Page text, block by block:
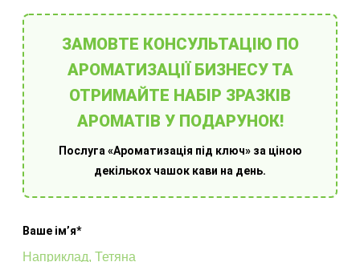
Ароматовари для дому
Оберіть готове рішення
ЗАМОВТЕ КОНСУЛЬТАЦІЮ ПО
АРОМАТИЗАЦІЇ БИЗНЕСУ ТА
ОТРИМАЙТЕ НАБІР ЗРАЗКІВ
АРОМАТІВ У ПОДАРУНОК!
Послуга «Ароматизація під ключ» за ціною
декількох чашок кави на день.
Ваше імʼя*